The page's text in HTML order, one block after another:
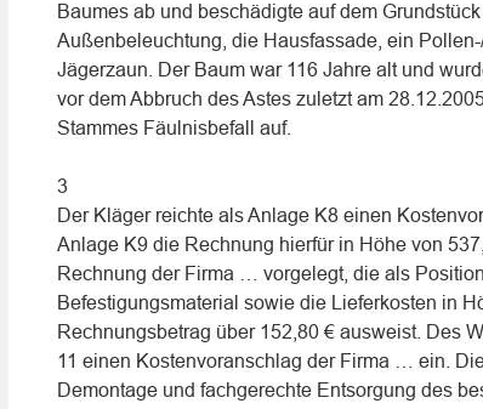
Baumes ab und beschädigte auf dem
Außenbeleuchtung, die Hausfassade, ein
Jägerzaun. Der Baum war 116 Jahre alt und
vor dem Abbruch des Astes zuletzt am
Stammes Fäulnisbefall auf.
3
Der Kläger reichte als Anlage K8 einen
Anlage K9 die Rechnung hierfür in Höhe von
Rechnung der Firma … vorgelegt, die als
Befestigungsmaterial sowie die Lieferkosten in
Rechnungsbetrag über 152,80 € ausweist. Des
11 einen Kostenvoranschlag der Firma … ein.
Demontage und fachgerechte Entsorgung des